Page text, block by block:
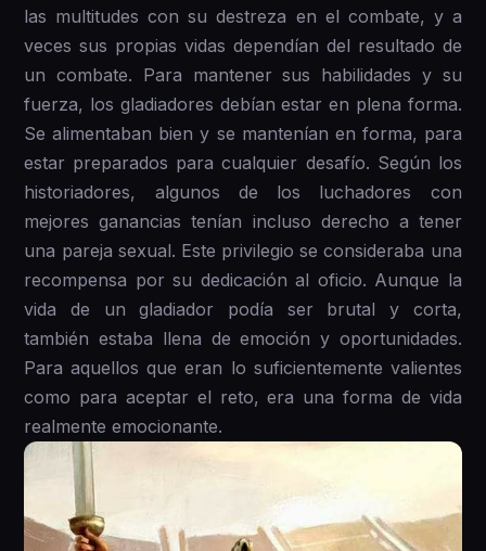
las multitudes con su destreza en el combate, y a
veces sus propias vidas dependían del resultado de
un combate. Para mantener sus habilidades y su
fuerza, los gladiadores debían estar en plena forma.
Se alimentaban bien y se mantenían en forma, para
estar preparados para cualquier desafío. Según los
historiadores, algunos de los luchadores con
mejores ganancias tenían incluso derecho a tener
una pareja sexual. Este privilegio se consideraba una
recompensa por su dedicación al oficio. Aunque la
vida de un gladiador podía ser brutal y corta,
también estaba llena de emoción y oportunidades.
Para aquellos que eran lo suficientemente valientes
como para aceptar el reto, era una forma de vida
realmente emocionante.